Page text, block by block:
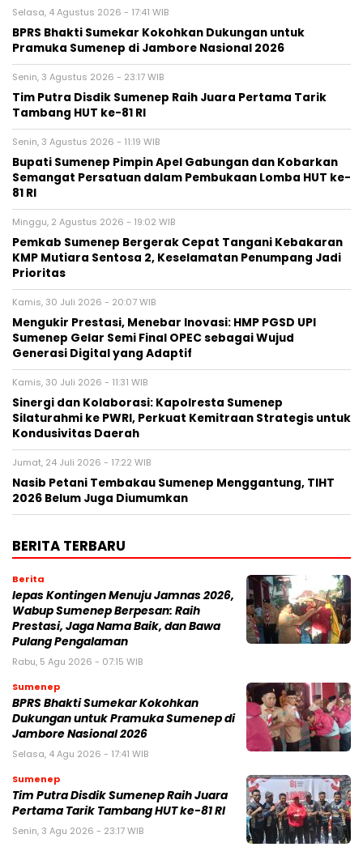
Selasa, 4 Agustus 2026 - 17:41 WIB
BPRS Bhakti Sumekar Kokohkan Dukungan untuk
Pramuka Sumenep di Jambore Nasional 2026
Senin, 3 Agustus 2026 - 23:17 WIB
Tim Putra Disdik Sumenep Raih Juara Pertama Tarik
Tambang HUT ke-81 RI
Senin, 3 Agustus 2026 - 11:19 WIB
Bupati Sumenep Pimpin Apel Gabungan dan Kobarkan
Semangat Persatuan dalam Pembukaan Lomba HUT ke-
81 RI
Minggu, 2 Agustus 2026 - 19:02 WIB
Pemkab Sumenep Bergerak Cepat Tangani Kebakaran
KMP Mutiara Sentosa 2, Keselamatan Penumpang Jadi
Prioritas
Kamis, 30 Juli 2026 - 20:07 WIB
Mengukir Prestasi, Menebar Inovasi: HMP PGSD UPI
Sumenep Gelar Semi Final OPEC sebagai Wujud
Generasi Digital yang Adaptif
Kamis, 30 Juli 2026 - 11:31 WIB
Sinergi dan Kolaborasi: Kapolresta Sumenep
Silaturahmi ke PWRI, Perkuat Kemitraan Strategis untuk
Kondusivitas Daerah
Jumat, 24 Juli 2026 - 17:22 WIB
Nasib Petani Tembakau Sumenep Menggantung, TIHT
2026 Belum Juga Diumumkan
BERITA TERBARU
Berita
lepas Kontingen Menuju Jamnas 2026,
Wabup Sumenep Berpesan: Raih
Prestasi, Jaga Nama Baik, dan Bawa
Pulang Pengalaman
Rabu, 5 Agu 2026 - 07:15 WIB
Sumenep
BPRS Bhakti Sumekar Kokohkan
Dukungan untuk Pramuka Sumenep di
Jambore Nasional 2026
Selasa, 4 Agu 2026 - 17:41 WIB
Sumenep
Tim Putra Disdik Sumenep Raih Juara
Pertama Tarik Tambang HUT ke-81 RI
Senin, 3 Agu 2026 - 23:17 WIB